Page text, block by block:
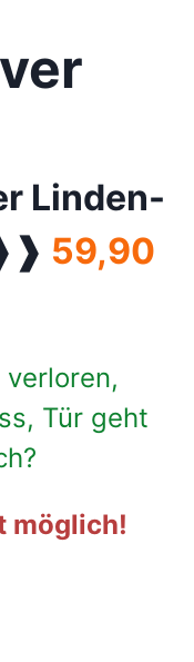
Linden-
59,90
Tür geht
möglich!